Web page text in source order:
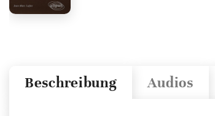
Audios
Beschreibung